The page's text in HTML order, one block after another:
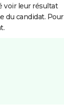
voir leur résultat
du candidat. Pour